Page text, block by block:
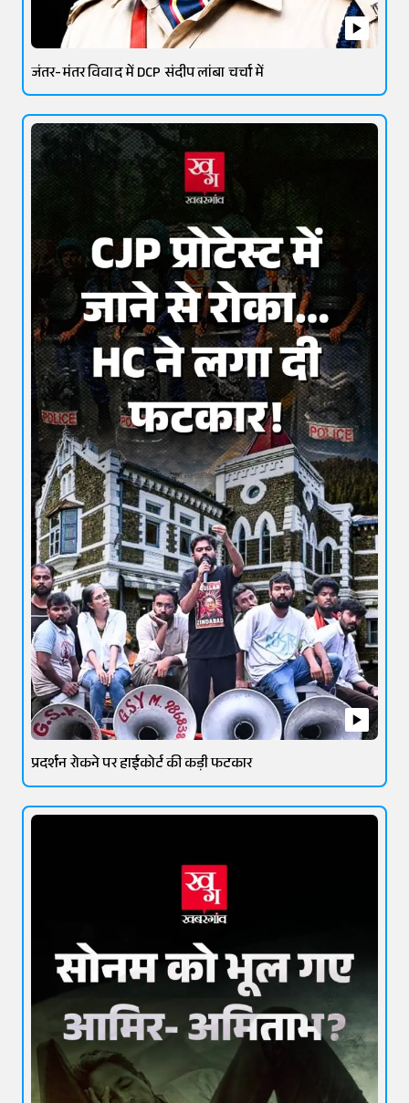
जंतर-मंतर विवाद में DCP संदीप लांबा चर्चा में
प्रदर्शन रोकने पर हाईकोर्ट की कड़ी फटकार